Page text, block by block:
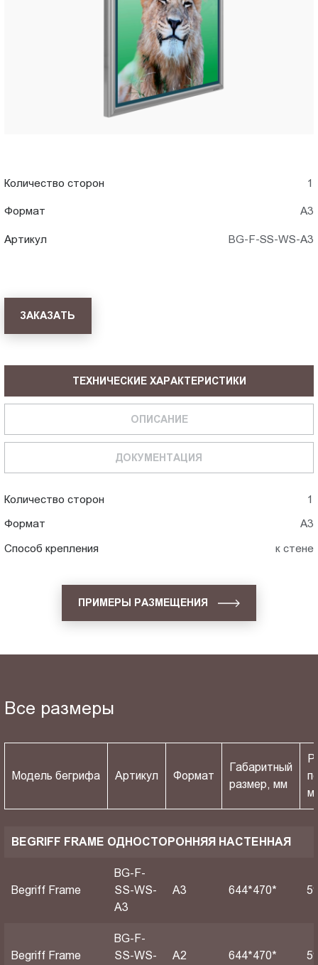
Смоленске
Количество сторон 1
Формат А3
Артикул BG-F-SS-WS-A3
ЗАКАЗАТЬ
ТЕХНИЧЕСКИЕ ХАРАКТЕРИСТИКИ
ОПИСАНИЕ
ДОКУМЕНТАЦИЯ
Количество сторон 1
Формат А3
Способ крепления к стене
ПРИМЕРЫ РАЗМЕЩЕНИЯ
Все размеры
Модель бегрифа Артикул Формат
Габаритный
размер, мм
BEGRIFF FRAME ОДНОСТОРОННЯЯ НАСТЕННАЯ
Begriff Frame
BG-F-
SS-WS-
A3
A3 644*470*
Begriff Frame
BG-F-
SS-WS-
A2 644*470*